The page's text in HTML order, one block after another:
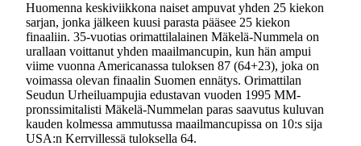
Huomenna keskiviikkona naiset ampuvat yhden 25 kiekon
sarjan, jonka jälkeen kuusi parasta pääsee 25 kiekon
finaaliin. 35-vuotias orimattilalainen Mäkelä-Nummela on
urallaan voittanut yhden maailmancupin, kun hän ampui
viime vuonna Americanassa tuloksen 87 (64+23), joka on
voimassa olevan finaalin Suomen ennätys. Orimattilan
Seudun Urheiluampujia edustavan vuoden 1995 MM-
pronssimitalisti Mäkelä-Nummelan paras saavutus kuluvan
kauden kolmessa ammutussa maailmancupissa on 10:s sija
USA:n Kerrvillessä tuloksella 64.